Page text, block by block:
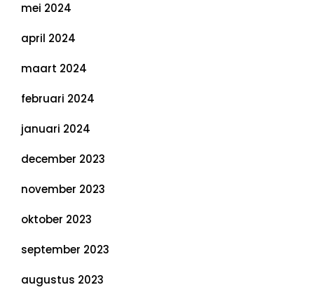
mei 2024
april 2024
maart 2024
februari 2024
januari 2024
december 2023
november 2023
oktober 2023
september 2023
augustus 2023